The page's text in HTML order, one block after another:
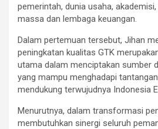
pemerintah, dunia usaha,
massa dan lembaga keuangan.
Dalam pertemuan tersebut, Jihan
peningkatan kualitas GTK
utama dalam menciptakan sumber
yang mampu menghadapi
mendukung terwujudnya Indonesia
Menurutnya, dalam transformasi
membutuhkan sinergi seluruh